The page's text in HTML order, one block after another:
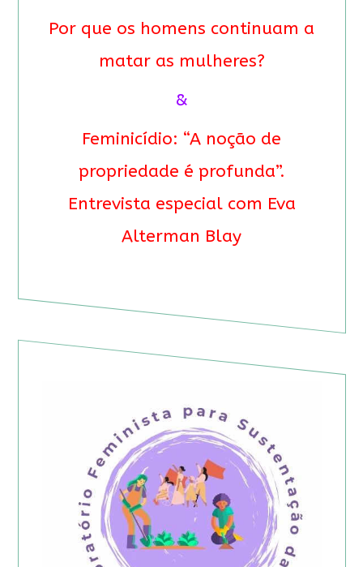
Por que os homens continuam a
matar as mulheres?
&
Feminicídio: “A noção de
propriedade é profunda”.
Entrevista especial com Eva
Alterman Blay